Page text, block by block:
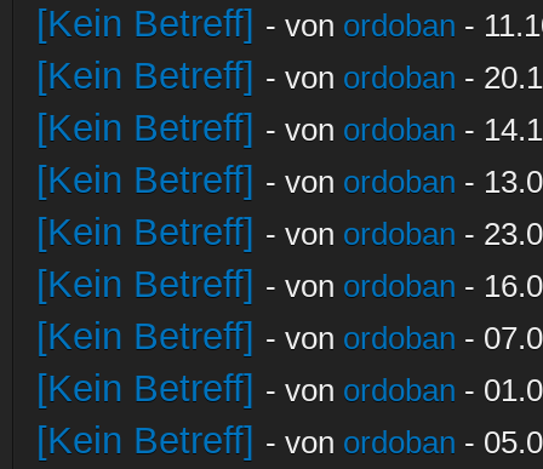
[Kein Betreff] - von ordoban -
[Kein Betreff] - von ordoban -
[Kein Betreff] - von ordoban -
[Kein Betreff] - von ordoban -
[Kein Betreff] - von ordoban -
[Kein Betreff] - von ordoban -
[Kein Betreff] - von ordoban -
[Kein Betreff] - von ordoban -
[Kein Betreff] - von ordoban -